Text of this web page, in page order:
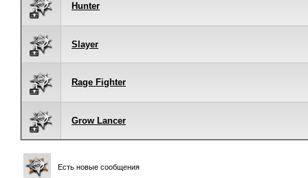
Hunter
Slayer
Rage Fighter
Grow Lancer
Есть новые сообщения